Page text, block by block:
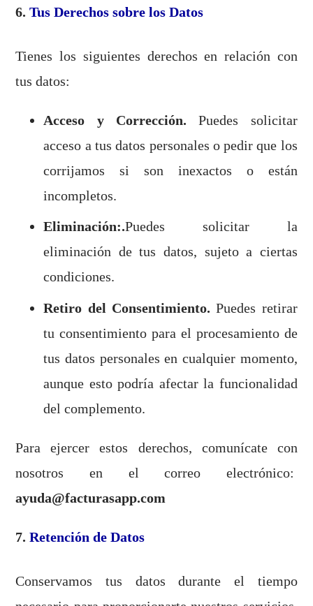
6.Tus Derechos sobre los Datos
Tienes los siguientes derechos en relación con
tus datos:
Acceso y Corrección. Puedes solicitar
acceso a tus datos personales o pedir que los
corrijamos si son inexactos o están
incompletos.
Eliminación:.Puedes solicitar la
eliminación de tus datos, sujeto a ciertas
condiciones.
Retiro del Consentimiento. Puedes retirar
tu consentimiento para el procesamiento de
tus datos personales en cualquier momento,
aunque esto podría afectar la funcionalidad
del complemento.
Para ejercer estos derechos, comunícate con
nosotros en el correo electrónico:
ayuda@facturasapp.com
7.Retención de Datos
Conservamos tus datos durante el tiempo